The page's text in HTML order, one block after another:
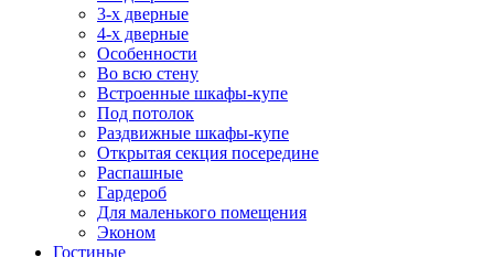
3-х дверные
4-х дверные
Особенности
Во всю стену
Встроенные шкафы-купе
Под потолок
Раздвижные шкафы-купе
Открытая секция посередине
Распашные
Гардероб
Для маленького помещения
Эконом
Гостиные